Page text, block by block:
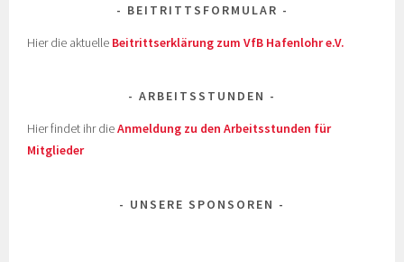
BEITRITTSFORMULAR
Hier die aktuelle Beitrittserklärung zum VfB Hafenlohr e.V.
ARBEITSSTUNDEN
Hier findet ihr dieAnmeldung zu den Arbeitsstunden für
Mitglieder
UNSERE SPONSOREN